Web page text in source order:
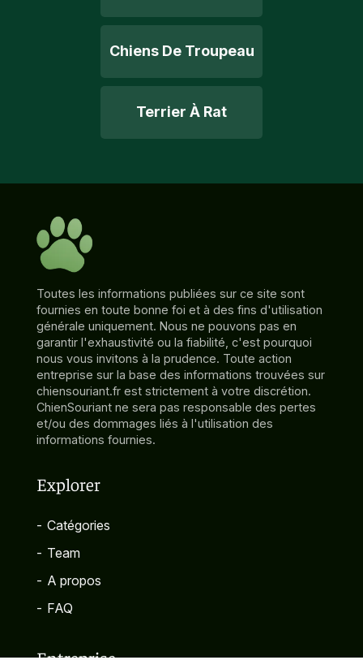
Chiens De Troupeau
Terrier À Rat
Toutes les informations publiées sur ce site sont
fournies en toute bonne foi et à des fins d'utilisation
générale uniquement. Nous ne pouvons pas en
garantir l'exhaustivité ou la fiabilité, c'est pourquoi
nous vous invitons à la prudence. Toute action
entreprise sur la base des informations trouvées sur
chiensouriant.fr est strictement à votre discrétion.
ChienSouriant ne sera pas responsable des pertes
et/ou des dommages liés à l'utilisation des
informations fournies.
Explorer
- Catégories
- Team
- A propos
- FAQ